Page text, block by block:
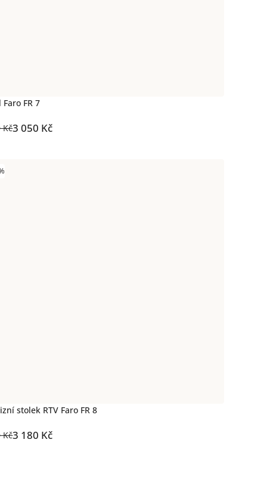
Faro FR 7
Kč3 050 Kč
stolek RTV Faro FR 8
Kč3 180 Kč